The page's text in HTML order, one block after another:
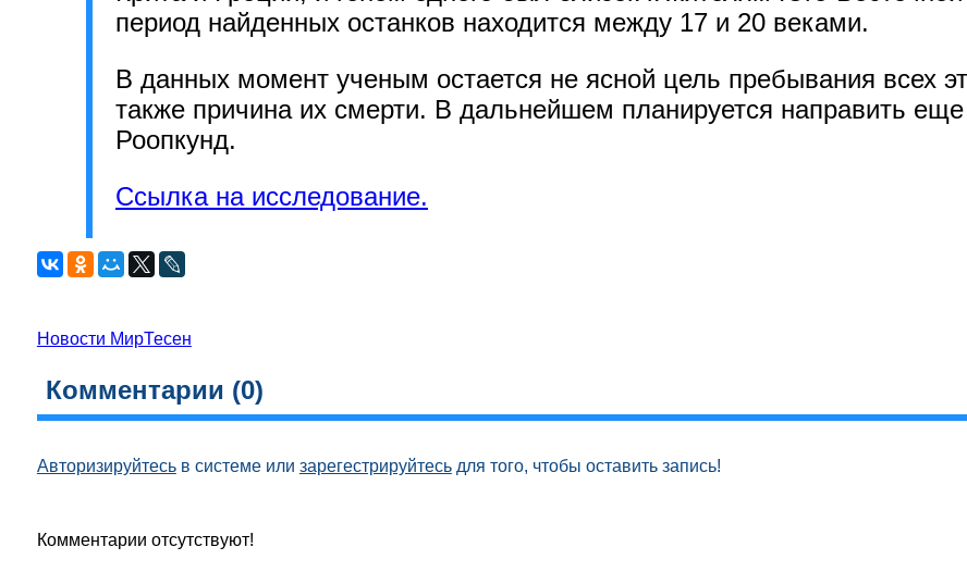
период найденных останков находится между 17 и 20 веками.
В данных момент ученым остается не ясной цель пребывания всех
также причина их смерти. В дальнейшем планируется направить еще
Роопкунд.
Ссылка на исследование.
Новости МирТесен
Комментарии (0)
Авторизируйтесьв системе или зарегестрируйтесьдля того, чтобы оставить запись!
Комментарии отсутствуют!